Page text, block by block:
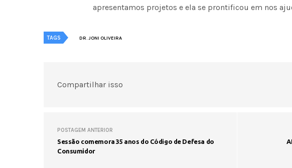
apresentamos projetos e ela se prontificou em nos
TAGS DR. JONI OLIVEIRA
Compartilhar isso
POSTAGEM ANTERIOR
Sessão comemora 35 anos do Código de Defesa do
Consumidor